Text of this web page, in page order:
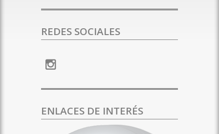
REDES SOCIALES
ENLACES DE INTERÉS